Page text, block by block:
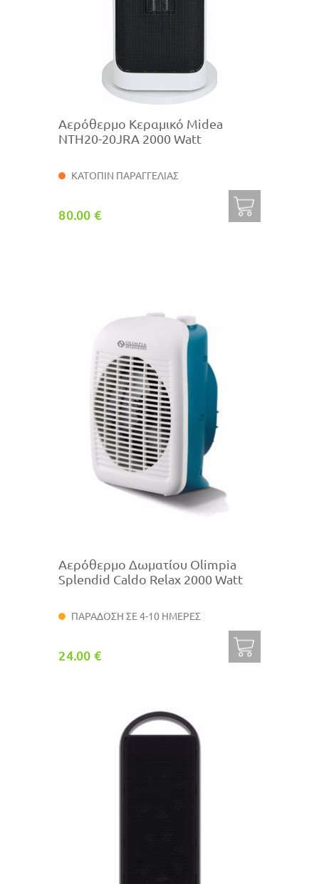
Αερόθερμο Κεραμικό Midea
NTH20-20JRA 2000 Watt
ΚΑΤΟΠΙΝ ΠΑΡΑΓΓΕΛΙΑΣ
80.00 €
Αερόθερμο Δωματίου Olimpia
Splendid Caldo Relax 2000 Watt
ΠΑΡΑΔΟΣΗ ΣΕ 4-10 ΗΜΕΡΕΣ
24.00 €